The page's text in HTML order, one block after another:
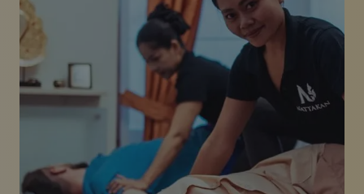
Emballages
Galerie
Actualités